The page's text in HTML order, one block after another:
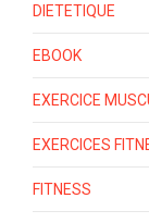
DIETETIQUE
EBOOK
EXERCICE
EXERCICES
FITNESS